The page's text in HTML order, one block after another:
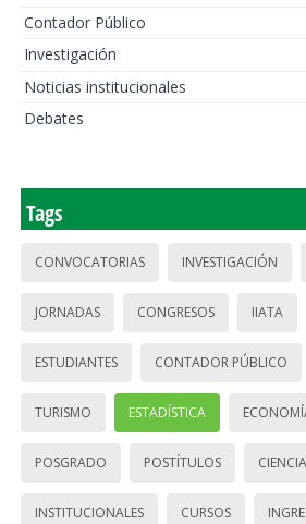
Contador Público
Investigación
Noticias institucionales
Debates
Tags
CONVOCATORIAS INVESTIGACIÓN
JORNADAS CONGRESOS IIATA
ESTUDIANTES CONTADOR PÚBLICO
TURISMO ESTADÍSTICA
POSGRADO POSTÍTULOS
INSTITUCIONALES CURSOS